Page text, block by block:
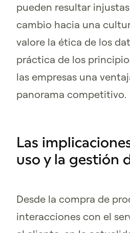
pueden resultar
cambio hacia una
valore la ética de los
práctica de los
las empresas una
panorama competitivo.
Las
uso y la gestión
Desde la compra de
interacciones con el